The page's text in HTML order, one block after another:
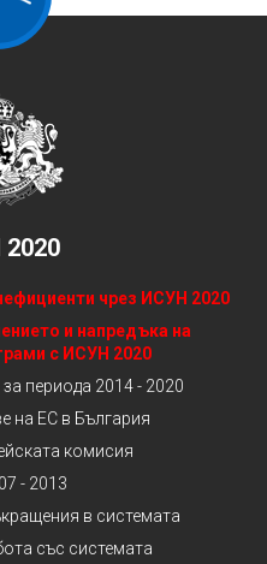
чрез ИСУН 2020
и напредъка на
с ИСУН 2020
периода 2014 - 2020
на ЕС в България
комисия
- 2013
в системата
със системата